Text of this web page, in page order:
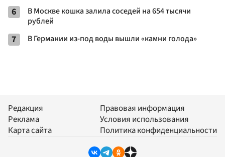
6
В Москве кошка залила соседей на 654 тысячи
рублей
7 В Германии из-под воды вышли «камни голода»
Редакция
Реклама
Карта сайта
Правовая информация
Условия использования
Политика конфиденциальности